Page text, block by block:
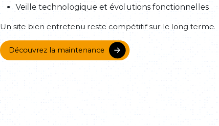
Veille technologique et évolutions fonctionnelles
Un site bien entretenu reste compétitif sur le long terme.
Découvrez la maintenance